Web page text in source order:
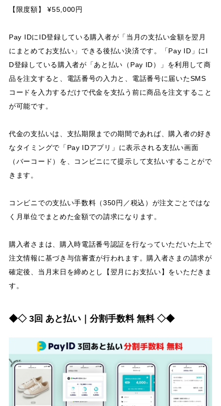
【限度額】 ¥55,000円
Pay IDにID登録している購入者が「当月の支払い金額を翌月
にまとめてお支払い」できる後払い決済です。「Pay ID」にI
D登録している購入者が「あと払い（Pay ID）」を利用して商
品を注文すると、電話番号の入力と、電話番号に届いたSMS
コードを入力するだけで代金を支払う前に商品を注文すること
が可能です。
代金の支払いは、支払期限までの期間であれば、購入者の好き
なタイミングで「Pay IDアプリ」に表示される支払い画面
（バーコード）を、コンビニにて提示して支払いすることがで
きます。
コンビニでの支払い手数料（350円／税込）が注文ごとではな
く月単位でまとめた金額での請求になります。
購入者さまは、購入時電話番号認証を行なっていただいた上で
注文情報に基づき与信審査が行われます。購入者さまの請求が
確定後、当月末日を締めとし【翌月にお支払い】をいただきま
す。
◆◇ 3回 あと払い｜分割手数料 無料 ◇◆